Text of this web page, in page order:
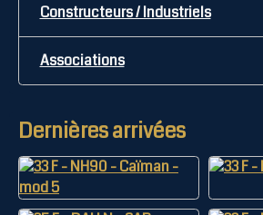
Constructeurs / Industriels
Associations
Dernières arrivées